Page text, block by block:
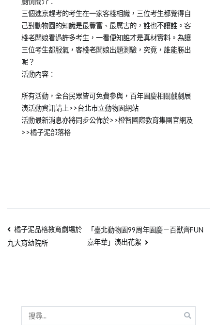
三個進京趕考的考生在一家客棧相識，三位考生都覺得自
己對動物園的知識是最豐富、最厲害的，誰也不讓誰。客
棧老闆娘看過許多考生，一看便知誰才是真材實料。為讓
三位考生都服氣，客棧老闆娘出題測驗，究竟，誰能勝出
呢？
活動內容：
所有活動，全台民眾皆可免費參與，百年園慶相關戲劇展
演活動資訊請上>>台北市立動物園網站
活動最新消息亦將同步公佈於>>橙智國際教育集團官網及
>>橘子泥部落格
橘子泥品格教育劇場於
九大育幼院所
「臺北動物園99周年園慶－百獸齊FUN
嘉年華」演出花絮